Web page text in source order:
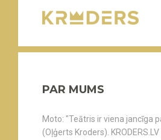
PAR MUMS
Moto: "Teātris ir viena jancīga
(Oļģerts Kroders).